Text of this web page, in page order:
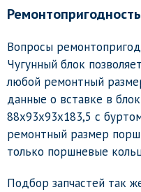
Ремонтопригодность
Вопросы
Чугунный блок
любой ремонтный
данные о вставке в
88х93х93х183,5 с
ремонтный размер
только поршневые
Подбор запчастей так